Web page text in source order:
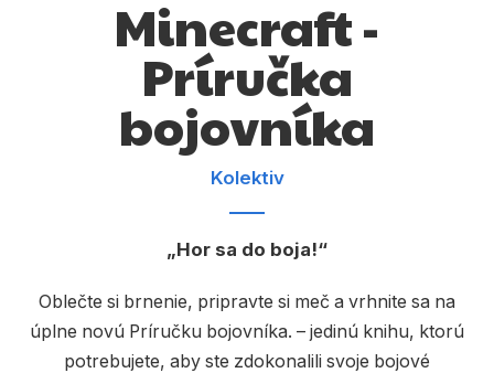
Populárno - náučné pre deti
Predškoláci
Výchova a pedagogika
Zdravie a životný štýl
Všetky kategórie
Minecraft -
Príručka
bojovníka
Kolektiv
Hor sa do boja!
Oblečte si brnenie, pripravte si meč a vrhnite sa na
úplne novú Príručku bojovníka. – jedinú knihu, ktorú
potrebujete, aby ste zdokonalili svoje bojové